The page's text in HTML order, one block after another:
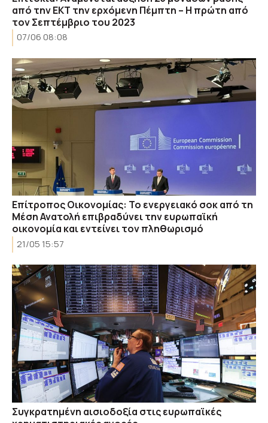
από την ΕΚΤ την ερχόμενη Πέμπτη – Η πρώτη από
τον Σεπτέμβριο του 2023
07/06 08:08
Επίτροπος Οικονομίας: Το ενεργειακό σοκ από τη
Μέση Ανατολή επιβραδύνει την ευρωπαϊκή
οικονομία και εντείνει τον πληθωρισμό
21/05 15:57
Συγκρατημένη αισιοδοξία στις ευρωπαϊκές